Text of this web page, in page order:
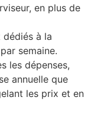
en plus de
à la
semaine.
les dépenses,
annuelle que
les prix et en